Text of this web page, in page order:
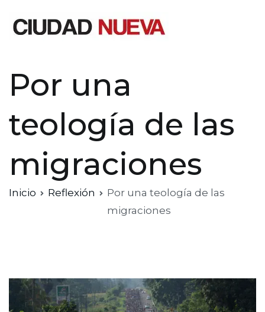
Por una
teología de las
migraciones
Inicio Reflexión
Por una teología de las
migraciones